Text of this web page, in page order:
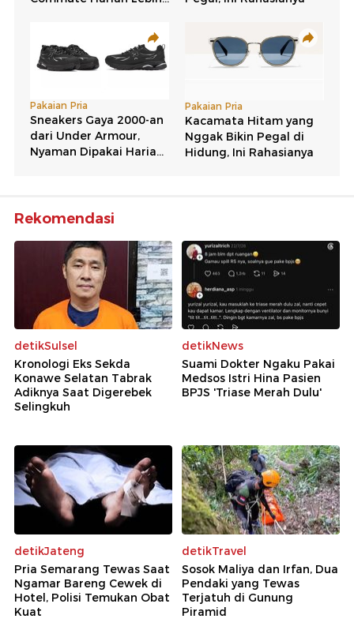
Rekomendasi
detikSulsel
Kronologi Eks Sekda
Konawe Selatan Tabrak
Adiknya Saat Digerebek
Selingkuh
detikNews
Suami Dokter Ngaku Pakai
Medsos Istri Hina Pasien
BPJS 'Triase Merah Dulu'
detikJateng
Pria Semarang Tewas Saat
Ngamar Bareng Cewek di
Hotel, Polisi Temukan Obat
Kuat
detikTravel
Sosok Maliya dan Irfan, Dua
Pendaki yang Tewas
Terjatuh di Gunung
Piramid